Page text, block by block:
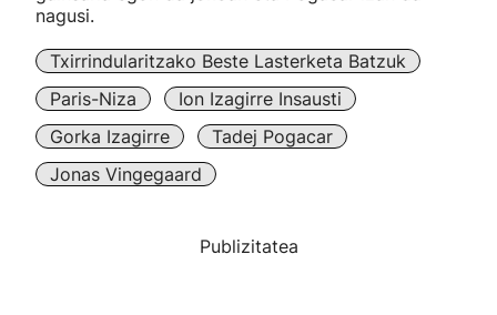
nagusi.
Txirrindularitzako Beste Lasterketa Batzuk
Paris-Niza
Ion Izagirre Insausti
Gorka Izagirre
Tadej Pogacar
Jonas Vingegaard
Publizitatea